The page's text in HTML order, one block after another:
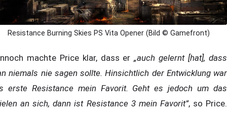
Resistance Burning Skies PS Vita Opener (Bild © Gamefront)
machte Price klar, dass er„auch gelernt [hat], dass
niemals nie sagen sollte. Hinsichtlich der Entwicklung war
erste Resistance mein Favorit. Geht es jedoch um das
an sich, dann ist Resistance 3 mein Favorit”, so Price.